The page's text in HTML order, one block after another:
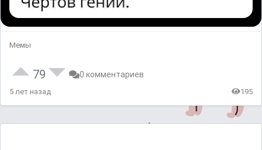
Мемы
79 0 комментариев
5 лет назад 195